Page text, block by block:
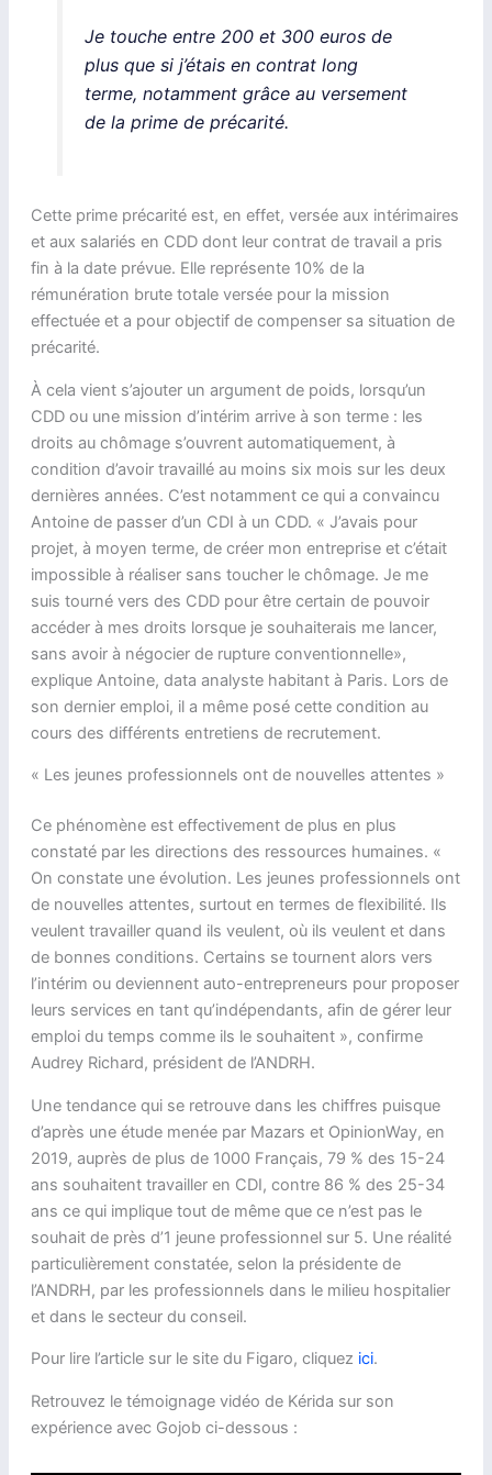
Je touche entre 200 et 300 euros de
plus que si j’étais en contrat long
terme, notamment grâce au versement
de la prime de précarité.
Cette prime précarité est, en effet, versée aux intérimaires
et aux salariés en CDD dont leur contrat de travail a pris
fin à la date prévue. Elle représente 10% de la
rémunération brute totale versée pour la mission
effectuée et a pour objectif de compenser sa situation de
précarité.
À cela vient s’ajouter un argument de poids, lorsqu’un
CDD ou une mission d’intérim arrive à son terme : les
droits au chômage s’ouvrent automatiquement, à
condition d’avoir travaillé au moins six mois sur les deux
dernières années. C’est notamment ce qui a convaincu
Antoine de passer d’un CDI à un CDD. « J’avais pour
projet, à moyen terme, de créer mon entreprise et c’était
impossible à réaliser sans toucher le chômage. Je me
suis tourné vers des CDD pour être certain de pouvoir
accéder à mes droits lorsque je souhaiterais me lancer,
sans avoir à négocier de rupture conventionnelle»,
explique Antoine, data analyste habitant à Paris. Lors de
son dernier emploi, il a même posé cette condition au
cours des différents entretiens de recrutement.
« Les jeunes professionnels ont de nouvelles attentes »
Ce phénomène est effectivement de plus en plus
constaté par les directions des ressources humaines. «
On constate une évolution. Les jeunes professionnels ont
de nouvelles attentes, surtout en termes de flexibilité. Ils
veulent travailler quand ils veulent, où ils veulent et dans
de bonnes conditions. Certains se tournent alors vers
l’intérim ou deviennent auto-entrepreneurs pour proposer
leurs services en tant qu’indépendants, afin de gérer leur
emploi du temps comme ils le souhaitent », confirme
Audrey Richard, président de l’ANDRH.
Une tendance qui se retrouve dans les chiffres puisque
d’après une étude menée par Mazars et OpinionWay, en
2019, auprès de plus de 1000 Français, 79 % des 15-24
ans souhaitent travailler en CDI, contre 86 % des 25-34
ans ce qui implique tout de même que ce n’est pas le
souhait de près d’1 jeune professionnel sur 5. Une réalité
particulièrement constatée, selon la présidente de
l’ANDRH, par les professionnels dans le milieu hospitalier
et dans le secteur du conseil.
Pour lire l’article sur le site du Figaro, cliquez ici.
Retrouvez le témoignage vidéo de Kérida sur son
expérience avec Gojob ci-dessous :